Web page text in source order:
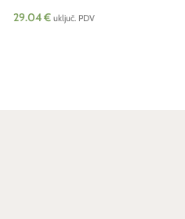
29.04€ uključ. PDV